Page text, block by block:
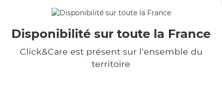
Disponibilité sur toute la France
Click&Care est présent sur l'ensemble du
territoire